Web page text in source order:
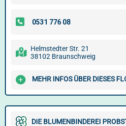
Helmstedter Str. 21
38102 Braunschweig
MEHR INFOS ÜBER DIESES
DIE BLUMENBINDEREI